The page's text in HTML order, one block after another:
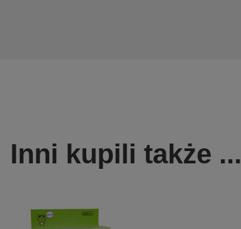
Inni kupili także ...